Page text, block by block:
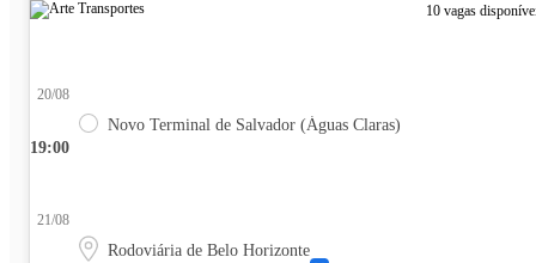
10 vagas
19:00
20/08
Novo Terminal de Salvador (Águas Claras)
21/08
Rodoviária de Belo Horizonte